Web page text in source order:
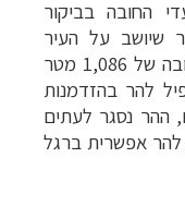
החובה בביקור
שיושב על העיר
בנוכחות עצומה, מתנשא בחדות לגובה של 1,086 מטר
להעפיל להר בהזדמנות
ההר נסגר לעתים
להר אפשרית ברגל